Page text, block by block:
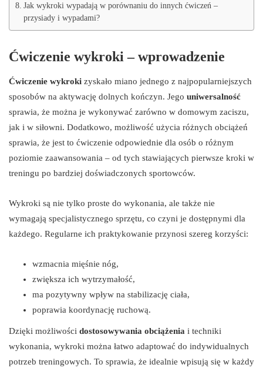
Jak wykroki wypadają w porównaniu do innych ćwiczeń –
przysiady i wypadami?
Ćwiczenie wykroki – wprowadzenie
Ćwiczenie wykroki zyskało miano jednego z najpopularniejszych
sposobów na aktywację dolnych kończyn. Jego uniwersalność
sprawia, że można je wykonywać zarówno w domowym zaciszu,
jak i w siłowni. Dodatkowo, możliwość użycia różnych obciążeń
sprawia, że jest to ćwiczenie odpowiednie dla osób o różnym
poziomie zaawansowania – od tych stawiających pierwsze kroki w
treningu po bardziej doświadczonych sportowców.
Wykroki są nie tylko proste do wykonania, ale także nie
wymagają specjalistycznego sprzętu, co czyni je dostępnymi dla
każdego. Regularne ich praktykowanie przynosi szereg korzyści:
wzmacnia mięśnie nóg,
zwiększa ich wytrzymałość,
ma pozytywny wpływ na stabilizację ciała,
poprawia koordynację ruchową.
Dzięki możliwości dostosowywania obciążenia i techniki
wykonania, wykroki można łatwo adaptować do indywidualnych
potrzeb treningowych. To sprawia, że idealnie wpisują się w każdy